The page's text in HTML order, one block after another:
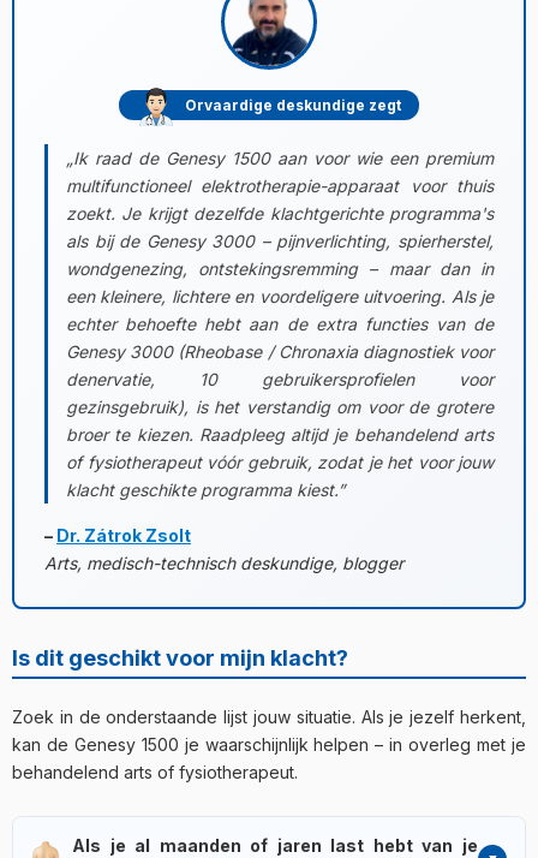
Orvaardige deskundige zegt
„Ik raad de Genesy 1500 aan voor wie een premium
multifunctioneel elektrotherapie-apparaat voor thuis
zoekt. Je krijgt dezelfde klachtgerichte programma's
als bij de Genesy 3000 – pijnverlichting, spierherstel,
wondgenezing, ontstekingsremming – maar dan in
een kleinere, lichtere en voordeligere uitvoering. Als je
echter behoefte hebt aan de extra functies van de
Genesy 3000 (Rheobase / Chronaxia diagnostiek voor
denervatie, 10 gebruikersprofielen voor
gezinsgebruik), is het verstandig om voor de grotere
broer te kiezen. Raadpleeg altijd je behandelend arts
of fysiotherapeut vóór gebruik, zodat je het voor jouw
klacht geschikte programma kiest.”
– Dr. Zátrok Zsolt
Arts, medisch-technisch deskundige, blogger
Is dit geschikt voor mijn klacht?
Zoek in de onderstaande lijst jouw situatie. Als je jezelf herkent,
kan de Genesy 1500 je waarschijnlijk helpen – in overleg met je
behandelend arts of fysiotherapeut.
Als je al maanden of jaren last hebt van je